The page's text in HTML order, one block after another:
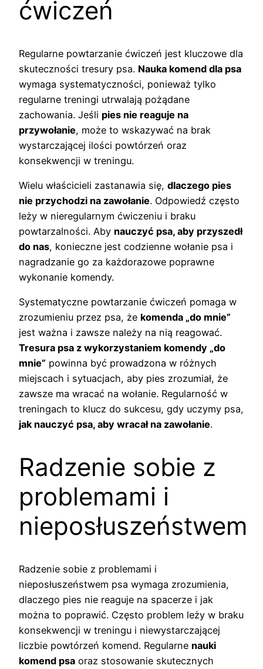
ćwiczeń
Regularne powtarzanie ćwiczeń jest kluczowe dla
skuteczności tresury psa. Nauka komend dla psa
wymaga systematyczności, ponieważ tylko
regularne treningi utrwalają pożądane
zachowania. Jeśli pies nie reaguje na
przywołanie, może to wskazywać na brak
wystarczającej ilości powtórzeń oraz
konsekwencji w treningu.
Wielu właścicieli zastanawia się, dlaczego pies
nie przychodzi na zawołanie. Odpowiedź często
leży w nieregularnym ćwiczeniu i braku
powtarzalności. Aby nauczyć psa, aby przyszedł
do nas, konieczne jest codzienne wołanie psa i
nagradzanie go za każdorazowe poprawne
wykonanie komendy.
Systematyczne powtarzanie ćwiczeń pomaga w
zrozumieniu przez psa, że komenda „do mnie”
jest ważna i zawsze należy na nią reagować.
Tresura psa z wykorzystaniem komendy „do
mnie” powinna być prowadzona w różnych
miejscach i sytuacjach, aby pies zrozumiał, że
zawsze ma wracać na wołanie. Regularność w
treningach to klucz do sukcesu, gdy uczymy psa,
jak nauczyć psa, aby wracał na zawołanie.
Radzenie sobie z
problemami i
nieposłuszeństwem
Radzenie sobie z problemami i
nieposłuszeństwem psa wymaga zrozumienia,
dlaczego pies nie reaguje na spacerze i jak
można to poprawić. Często problem leży w braku
konsekwencji w treningu i niewystarczającej
liczbie powtórzeń komend. Regularne nauki
komend psa oraz stosowanie skutecznych